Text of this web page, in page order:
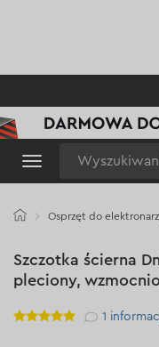
Osprzęt do
Szczotka ścierna
pleciony,
Рейтинг 1